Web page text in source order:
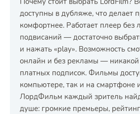
доступны в дубляже, что делает
комфортнее. Работает плеер без
подвисаний — достаточно
и нажать «play». Возможность
онлайн и без рекламы — никакой
платных подписок. Фильмы
компьютере, так и на смартфоне
ЛордФильм каждый зритель
душе: громкие премьеры,